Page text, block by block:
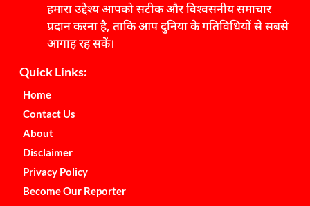
हमारा उद्देश्य आपको सटीक और विश्वसनीय समाचार
प्रदान करना है, ताकि आप दुनिया के गतिविधियों से सबसे
आगाह रह सकें।
Quick Links:
Home
Contact Us
About
Disclaimer
Privacy Policy
Become Our Reporter